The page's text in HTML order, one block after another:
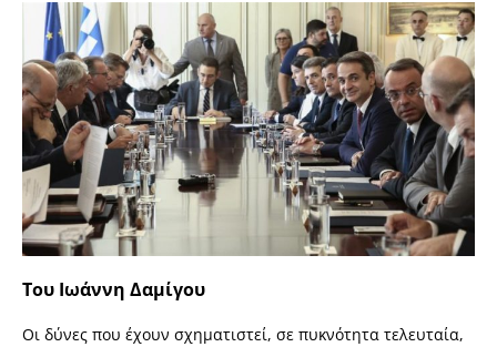
Του Ιωάννη Δαμίγου
Οι δύνες που έχουν σχηματιστεί, σε πυκνότητα τελευταία,